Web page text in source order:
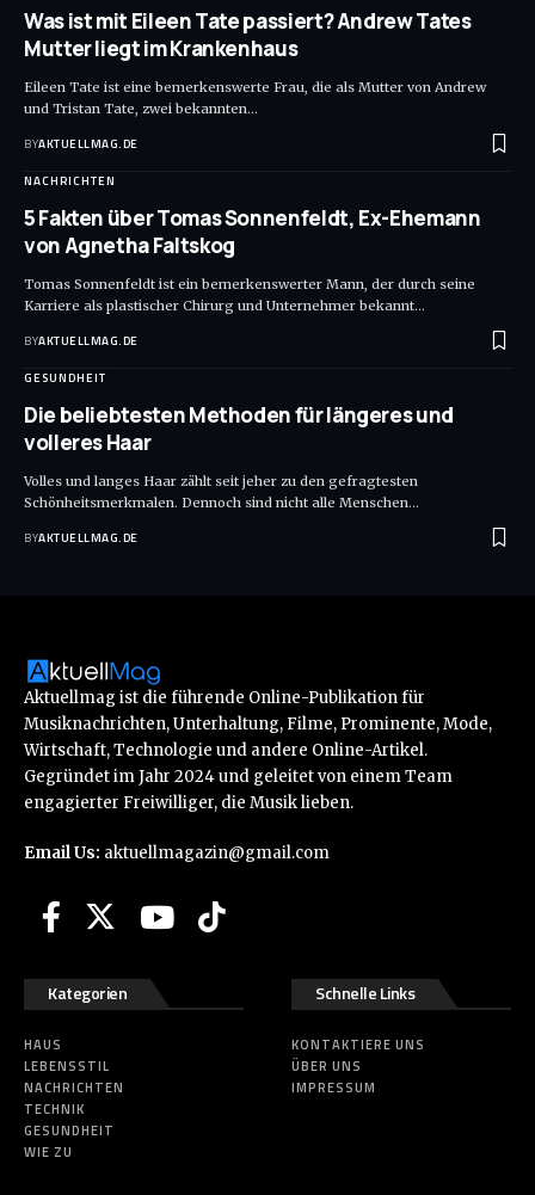
Was ist mit Eileen Tate passiert? Andrew Tates
Mutter liegt im Krankenhaus
Eileen Tate ist eine bemerkenswerte Frau, die als Mutter von Andrew
und Tristan Tate, zwei bekannten…
BYAKTUELLMAG.DE
NACHRICHTEN
5 Fakten über Tomas Sonnenfeldt, Ex-Ehemann
von Agnetha Faltskog
Tomas Sonnenfeldt ist ein bemerkenswerter Mann, der durch seine
Karriere als plastischer Chirurg und Unternehmer bekannt…
BYAKTUELLMAG.DE
GESUNDHEIT
Die beliebtesten Methoden für längeres und
volleres Haar
Volles und langes Haar zählt seit jeher zu den gefragtesten
Schönheitsmerkmalen. Dennoch sind nicht alle Menschen…
BYAKTUELLMAG.DE
Aktuellmag ist die führende Online-Publikation für
Musiknachrichten, Unterhaltung, Filme, Prominente, Mode,
Wirtschaft, Technologie und andere Online-Artikel.
Gegründet im Jahr 2024 und geleitet von einem Team
engagierter Freiwilliger, die Musik lieben.
Email Us: aktuellmagazin@gmail.com
Kategorien
HAUS
LEBENSSTIL
NACHRICHTEN
TECHNIK
GESUNDHEIT
WIE ZU
Schnelle Links
KONTAKTIERE UNS
ÜBER UNS
IMPRESSUM